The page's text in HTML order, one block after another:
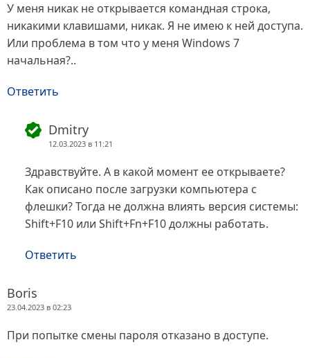
У меня никак не открывается командная строка,
никакими клавишами, никак. Я не имею к ней доступа.
Или проблема в том что у меня Windows 7
начальная?..
Ответить
Dmitry
12.03.2023 в 11:21
Здравствуйте. А в какой момент ее открываете?
Как описано после загрузки компьютера с
флешки? Тогда не должна влиять версия системы:
Shift+F10 или Shift+Fn+F10 должны работать.
Ответить
Boris
23.04.2023 в 02:23
При попытке смены пароля отказано в доступе.